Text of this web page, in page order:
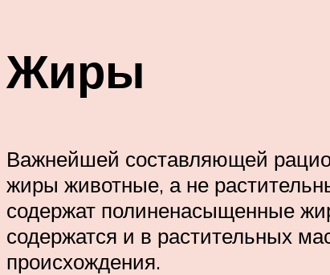
Жиры
Важнейшей составляющей
жиры животные, а не
содержат полиненасыщенные
содержатся и в растительных
происхождения.